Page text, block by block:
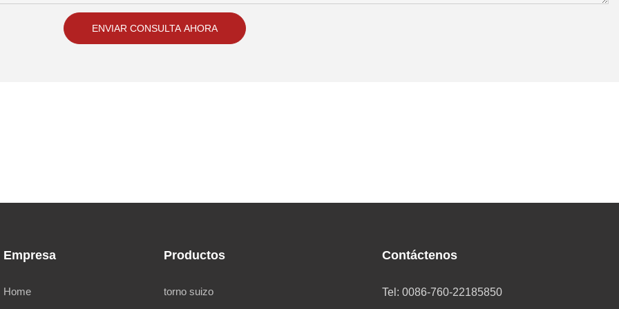
ENVIAR CONSULTA AHORA
Empresa
Home
Productos
torno suizo
Contáctenos
Tel: 0086-760-22185850